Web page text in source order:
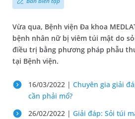
Vừa qua, Bệnh viện Đa khoa
bệnh nhân nữ bị viêm túi mật do
điều trị bằng phương pháp phẫu
tại Bệnh viện.
16/03/2022 | Chuyên gia giải
cần phải mổ?
26/02/2022 | Giải đáp: Sỏi túi